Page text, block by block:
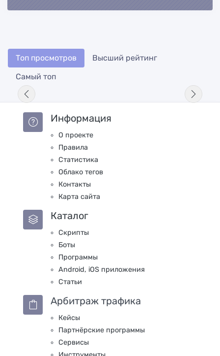
Топ просмотров
Высший рейтинг
Самый топ
Информация
О проекте
Правила
Статистика
Облако тегов
Контакты
Карта сайта
Каталог
Скрипты
Боты
Программы
Android, iOS приложения
Статьи
Арбитраж трафика
Кейсы
Партнёрские программы
Сервисы